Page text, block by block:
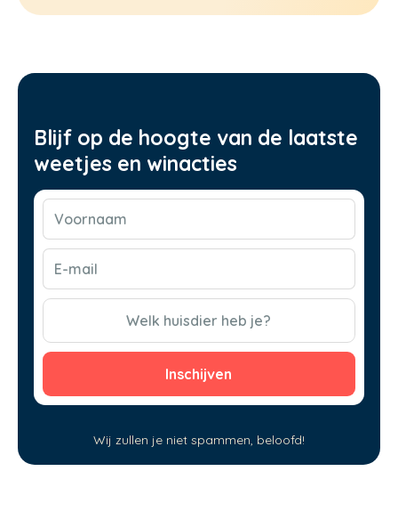
Blijf op de hoogte van de laatste
weetjes en winacties
(Vereist)
Welk huisdier heb je?
Wij zullen je niet spammen, beloofd!